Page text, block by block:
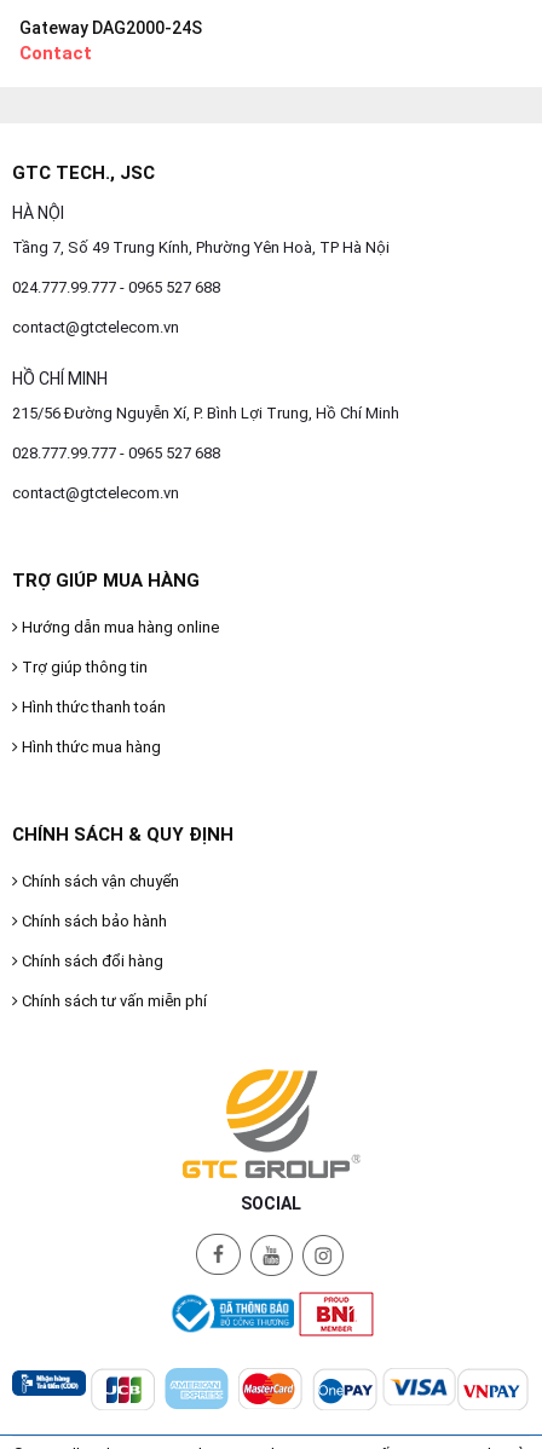
Gateway DAG2000-24S
Contact
GTC TECH., JSC
HÀ NỘI
Tầng 7, Số 49 Trung Kính, Phường Yên Hoà, TP Hà Nội
024.777.99.777 - 0965 527 688
contact@gtctelecom.vn
HỒ CHÍ MINH
215/56 Đường Nguyễn Xí, P. Bình Lợi Trung, Hồ Chí Minh
028.777.99.777 - 0965 527 688
contact@gtctelecom.vn
TRỢ GIÚP MUA HÀNG
Hướng dẫn mua hàng online
Trợ giúp thông tin
Hình thức thanh toán
Hình thức mua hàng
CHÍNH SÁCH & QUY ĐỊNH
Chính sách vận chuyển
Chính sách bảo hành
Chính sách đổi hàng
Chính sách tư vấn miễn phí
SOCIAL